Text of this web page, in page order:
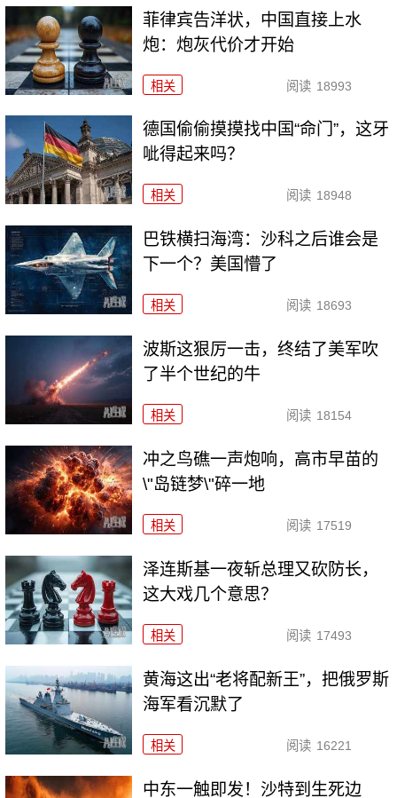
菲律宾告洋状，中国直接上水
炮：炮灰代价才开始
相关 阅读 18993
德国偷偷摸摸找中国“命门”，这牙
呲得起来吗？
相关 阅读 18948
巴铁横扫海湾：沙科之后谁会是
下一个？美国懵了
相关 阅读 18693
波斯这狠厉一击，终结了美军吹
了半个世纪的牛
相关 阅读 18154
冲之鸟礁一声炮响，高市早苗的
\"岛链梦\"碎一地
相关 阅读 17519
泽连斯基一夜斩总理又砍防长，
这大戏几个意思？
相关 阅读 17493
黄海这出“老将配新王”，把俄罗斯
海军看沉默了
相关 阅读 16221
中东一触即发！沙特到生死边